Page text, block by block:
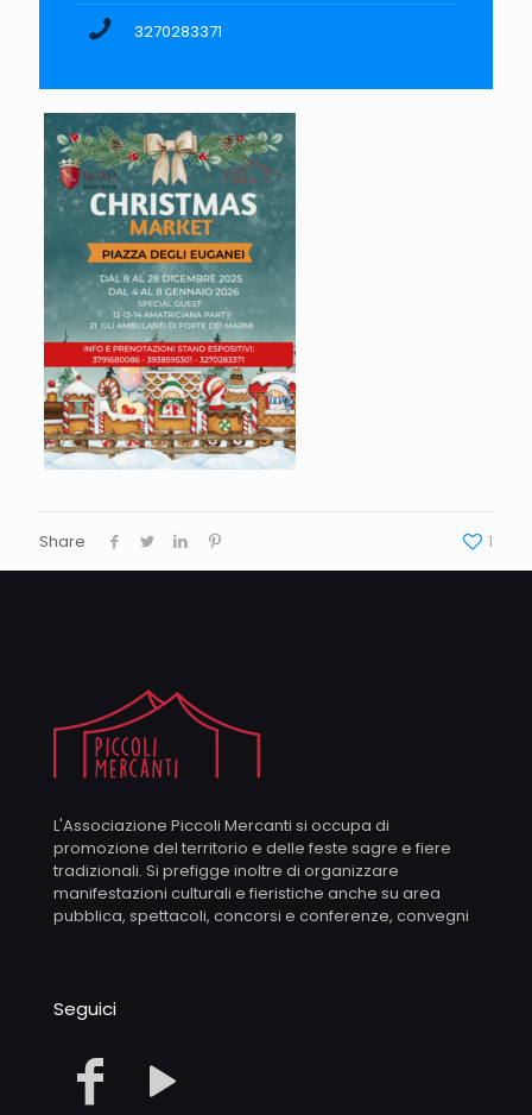
3270283371
Share 1
L'Associazione Piccoli Mercanti si occupa di
promozione del territorio e delle feste sagre e fiere
tradizionali. Si prefigge inoltre di organizzare
manifestazioni culturali e fieristiche anche su area
pubblica, spettacoli, concorsi e conferenze, convegni
Seguici